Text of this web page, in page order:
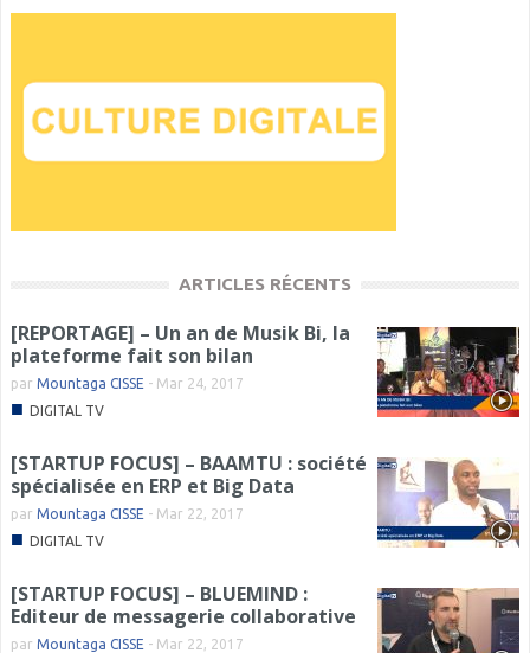
ARTICLES RÉCENTS
[REPORTAGE] – Un an de Musik Bi, la
plateforme fait son bilan
par Mountaga CISSE - Mar 24, 2017
■ DIGITAL TV
[STARTUP FOCUS] – BAAMTU : société
spécialisée en ERP et Big Data
par Mountaga CISSE - Mar 22, 2017
■ DIGITAL TV
[STARTUP FOCUS] – BLUEMIND :
Editeur de messagerie collaborative
par Mountaga CISSE - Mar 22, 2017